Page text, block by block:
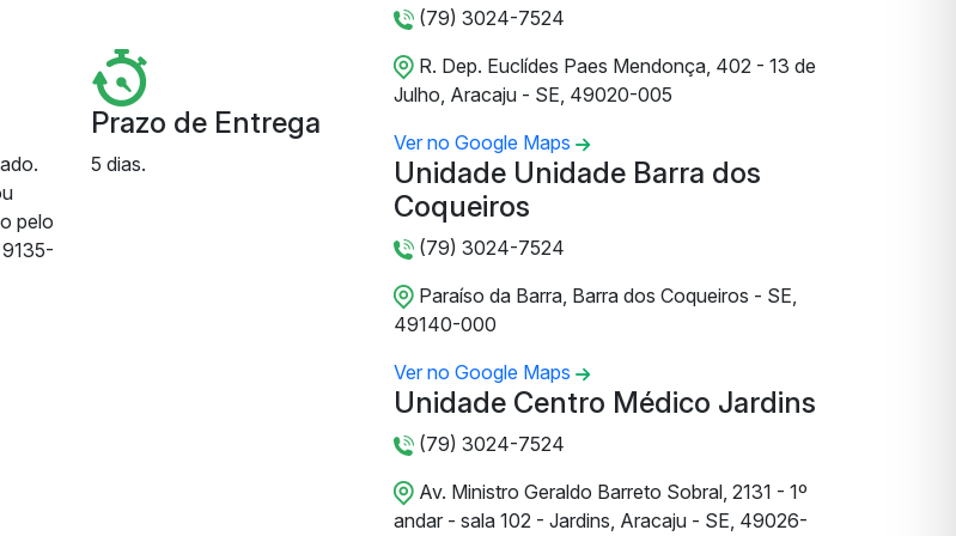
pelo
Prazo de Entrega
5 dias.
(79) 3024-7524
R. Dep. Euclídes Paes Mendonça, 402 - 13 de
Julho, Aracaju - SE, 49020-005
Ver no Google Maps
Unidade Unidade Barra dos
Coqueiros
(79) 3024-7524
Paraíso da Barra, Barra dos Coqueiros - SE,
49140-000
Ver no Google Maps
Unidade Centro Médico Jardins
(79) 3024-7524
Av. Ministro Geraldo Barreto Sobral, 2131 - 1º
andar - sala 102 - Jardins, Aracaju - SE, 49026-